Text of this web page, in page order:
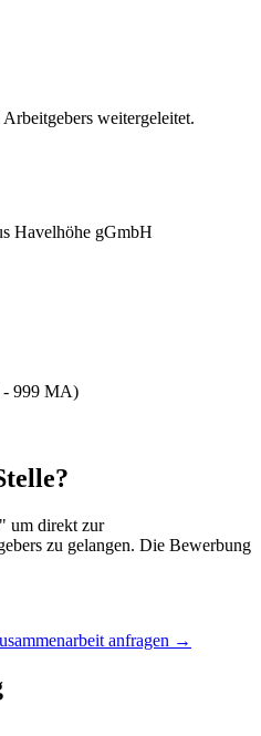
weitergeleitet.
Havelhöhe gGmbH
- 999 MA)
um direkt zur
zu gelangen. Die Bewerbung
anfragen →